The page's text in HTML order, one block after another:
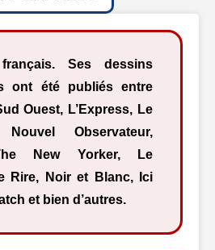
français. Ses dessins
ont été publiés entre
Ouest, L’Express, Le
Observateur,
New Yorker, Le
Rire, Noir et Blanc, Ici
et bien d’autres.